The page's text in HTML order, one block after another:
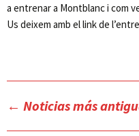
a entrenar a Montblanc i com
Us deixem amb el link de
← Noticias más